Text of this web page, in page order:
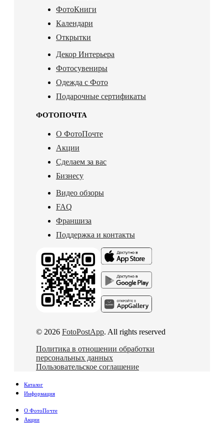
ФотоКниги
Календари
Открытки
Декор Интерьера
Фотосувениры
Одежда с Фото
Подарочные сертификаты
ФОТОПОЧТА
О ФотоПочте
Акции
Сделаем за вас
Бизнесу
Видео обзоры
FAQ
Франшиза
Поддержка и контакты
© 2026 FotoPostApp. All rights reserved
Политика в отношении обработки
персональных данных
Пользовательское соглашение
Каталог
Информация
О ФотоПочте
Акции